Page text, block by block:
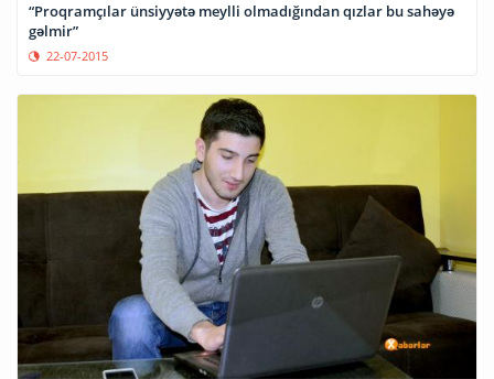
“Proqramçılar ünsiyyətə meylli olmadığından qızlar bu sahəyə
gəlmir”
22-07-2015